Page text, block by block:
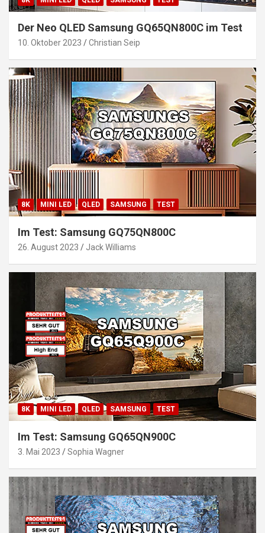
Der Neo QLED Samsung GQ65QN800C im Test
10. Oktober 2023 Christian Seip
8K MINI LED QLED SAMSUNG TEST
Im Test: Samsung GQ75QN800C
26. August 2023 Jack Williams
8K MINI LED QLED SAMSUNG TEST
Im Test: Samsung GQ65QN900C
3. Mai 2023 Sophia Wagner